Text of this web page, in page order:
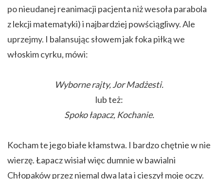
po nieudanej reanimacji pacjenta niż wesoła parabola
z lekcji matematyki) i najbardziej powściągliwy. Ale
uprzejmy. I balansując słowem jak foka piłką we
włoskim cyrku, mówi:
Wyborne rajty, Jor Madżesti.
lub też:
Spoko łapacz, Kochanie.
Kocham te jego białe kłamstwa. I bardzo chętnie w nie
wierzę. Łapacz wisiał więc dumnie w bawialni
Chłopaków przez niemal dwa lata i cieszył moje oczy.